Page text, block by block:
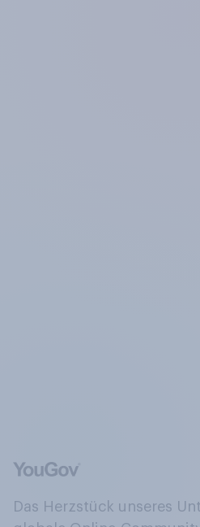
Das Herzstück unseres